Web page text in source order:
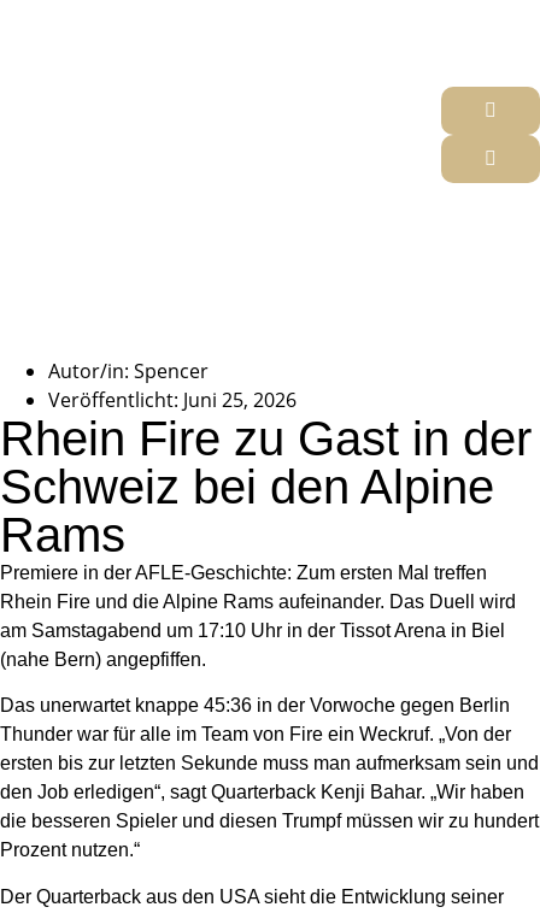
Autor/in: Spencer
Veröffentlicht: Juni 25, 2026
Rhein Fire zu Gast in der
Schweiz bei den Alpine
Rams
Premiere in der AFLE-Geschichte: Zum ersten Mal treffen
Rhein Fire und die Alpine Rams aufeinander. Das Duell wird
am Samstagabend um 17:10 Uhr in der Tissot Arena in Biel
(nahe Bern) angepfiffen.
Das unerwartet knappe 45:36 in der Vorwoche gegen Berlin
Thunder war für alle im Team von Fire ein Weckruf. „Von der
ersten bis zur letzten Sekunde muss man aufmerksam sein und
den Job erledigen“, sagt Quarterback Kenji Bahar. „Wir haben
die besseren Spieler und diesen Trumpf müssen wir zu hundert
Prozent nutzen.“
Der Quarterback aus den USA sieht die Entwicklung seiner